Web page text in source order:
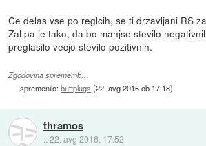
Ce delas vse po reglcih, se ti drzavljani RS
Zal pa je tako, da bo manjse stevilo
preglasilo vecjo stevilo pozitivnih.
Zgodovina sprememb…
spremenilo:buttplugs (22. avg 2016 ob 17:18)
thramos
::22. avg 2016, 17:52